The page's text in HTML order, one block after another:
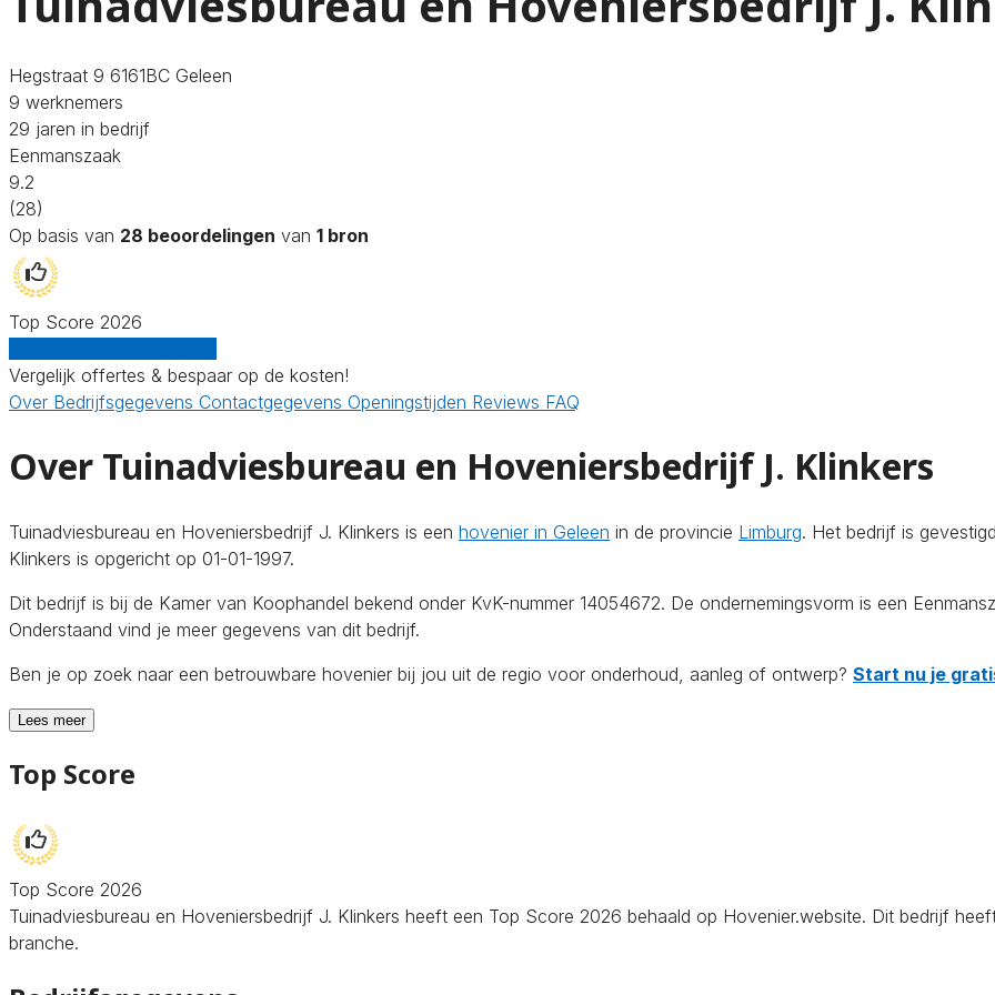
Hegstraat 9 6161BC Geleen
9 werknemers
29 jaren in bedrijf
Eenmanszaak
9.2
(28)
Op basis van 28 beoordelingen van 1 bron
Top Score 2026
Vergelijk offertes & bespaar op de kosten!
Over Bedrijfsgegevens Contactgegevens Openingstijden Reviews FAQ
Over Tuinadviesbureau en Hoveniersbedrijf J. Klinkers
Tuinadviesbureau en Hoveniersbedrijf J. Klinkers is een hovenier in Geleen in de provincie Limburg. Het bedrijf is
Klinkers is opgericht op 01-01-1997.
Dit bedrijf is bij de Kamer van Koophandel bekend onder KvK-nummer 14054672. De ondernemingsvorm is een
Onderstaand vind je meer gegevens van dit bedrijf.
Ben je op zoek naar een betrouwbare hovenier bij jou uit de regio voor onderhoud, aanleg of ontwerp? Start nu je
Lees meer
Top Score
Top Score 2026
Tuinadviesbureau en Hoveniersbedrijf J. Klinkers heeft een Top Score 2026 behaald op Hovenier.website. Dit bedrijf
branche.